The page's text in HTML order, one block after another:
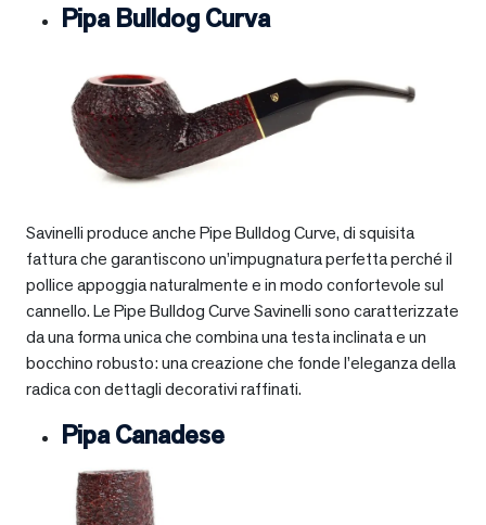
Pipa Bulldog Curva
Savinelli produce anche Pipe Bulldog Curve, di squisita
fattura che garantiscono un’impugnatura perfetta perché il
pollice appoggia naturalmente e in modo confortevole sul
cannello. Le Pipe Bulldog Curve Savinelli sono caratterizzate
da una forma unica che combina una testa inclinata e un
bocchino robusto: una creazione che fonde l’eleganza della
radica con dettagli decorativi raffinati.
Pipa Canadese